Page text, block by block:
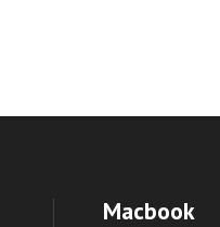
Macbook